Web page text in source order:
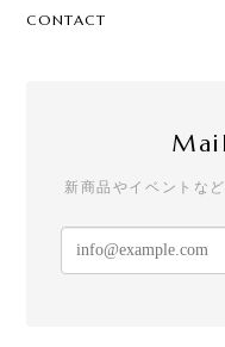
CONTACT
新商品やイベントな